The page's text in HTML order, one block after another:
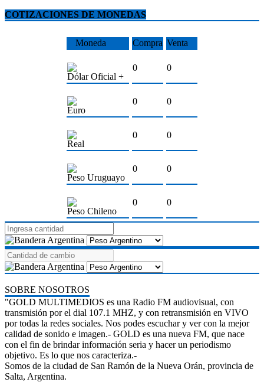
COTIZACIONES DE MONEDAS
Moneda Compra Venta
Dólar Oficial +
0 0
Euro
0 0
Real
0 0
Peso Uruguayo
0 0
Peso Chileno
0 0
SOBRE NOSOTROS
"GOLD MULTIMEDIOS es una Radio FM audiovisual, con
transmisión por el dial 107.1 MHZ, y con retransmisión en VIVO
por todas la redes sociales. Nos podes escuchar y ver con la mejor
calidad de sonido e imagen.- GOLD es una nueva FM, que nace
con el fin de brindar información seria y hacer un periodismo
objetivo. Es lo que nos caracteriza.-
Somos de la ciudad de San Ramón de la Nueva Orán, provincia de
Salta, Argentina.